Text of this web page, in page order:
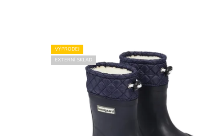
VÝPRODEJ
EXTERNÍ SKLAD